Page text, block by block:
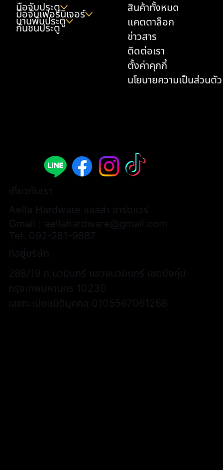
มือจับประตูก้านโยก - A308B-AL002-ABY
฿9,900.00
มือจับประตูก้านโยก - A308B-AL003-ABY
฿9,900.00
ด้ามจับประตู P2-3174 (1 คู่ / 2 ชิ้น)
฿13,000.00
มือจับเฟอร์นิเจอร์แบบยาว - L3066
฿700.00
มือจับเฟอร์นิเจอร์แบบยาว - L3068
฿600.00
มือจับเฟอร์นิเจอร์แบบยาว - L3174
฿580.00
ด้ามจับประตู P2-AL0001 (1 คู่ / 2 ชิ้น)
฿15,000.00
มือจับเฟอร์นิเจอร์แบบยาว - AL0028
฿600.00
มือจับประตูก้านโยก - A313B-WWH07
฿6,200.00
กันชนประตู - K33
฿900.00
มือจับเฟอร์นิเจอร์แบบยาว - L3074H
฿480.00
มือจับเฟอร์นิเจอร์ - AL0026
฿380.00
มือจับเฟอร์นิเจอร์แบบยาว - AL0025
฿380.00
มือจับเฟอร์นิเจอร์แบบยาว - AL0027
฿400.00
มือจับเฟอร์นิเจอร์แบบเหลี่ยม - AL0024
฿450.00
มือจับประตู
มือจับเฟอร์นิเจอร์
บานพับประตู
กันชนประตู
สินค้าทั้งหมด
แคตตาล็อก
ข่าวสาร
ติดต่อเรา
ตั้งค่าคุกกี้
นโยบายความเป็นส่วนตัว
เกี่ยวกับเรา
Aella Hardware แอลล่า ฮาร์ดแวร์
Gmail : aellahardware@gmail.com
Tel. 092-281-9887
ที่อยู่บริษัท
288/19 ถ.นวมินทร์ แขวงนวมินทร์ เขตบึงกุ่ม
กรุงเทพมหานคร 10230
เลขทะเบียนนิติบุคคล 0105567061268